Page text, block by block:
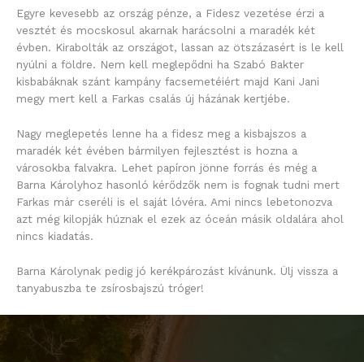
Egyre kevesebb az ország pénze, a Fidesz vezetése érzi a
vesztét és mocskosul akarnak harácsolni a maradék két
évben. Kirabolták az országot, lassan az ötszázasért is le kell
nyúlni a földre. Nem kell meglepődni ha Szabó Bakter
kisbabáknak szánt kampány facsemetéiért majd Kani Jani
megy mert kell a Farkas csalás új házának kertjébe.
Nagy meglepetés lenne ha a fidesz meg a kisbajszos a
maradék két évében bármilyen fejlesztést is hozna a
városokba falvakra. Lehet papíron jönne forrás és még a
Barna Károlyhoz hasonló kérődzők nem is fognak tudni mert
Farkas már cseréli is el saját lóvéra. Ami nincs lebetonozva
azt még kilopják húznak el ezek az óceán másik oldalára ahol
nincs kiadatás.
Barna Károlynak pedig jó kerékpározást kívánunk. Ülj vissza a
tanyabuszba te zsírosbajszú tróger!